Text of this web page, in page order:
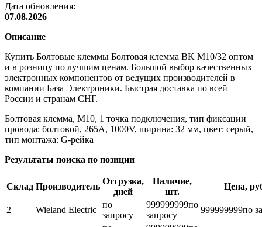
Дата обновления:
07.08.2026
Описание
Купить Болтовые клеммы Болтовая клемма BK M10/32 оптом
и в розницу по лучшим ценам. Большой выбор качественных
электронных компонентов от ведущих производителей в
компании База Электроники. Быстрая доставка по всей
России и странам СНГ.
Болтовая клемма, М10, 1 точка подключения, тип фиксации
провода: болтовой, 265A, 1000V, ширина: 32 мм, цвет: серый,
тип монтажа: G-рейка
Результаты поиска по позиции
Склад Производитель
Отгрузка,
дней
Наличие,
шт.
Цена,
2 Wieland Electric
по
запросу
999999999по
запросу
999999999по